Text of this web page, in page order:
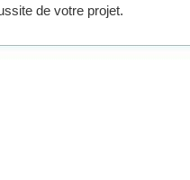
de votre projet.